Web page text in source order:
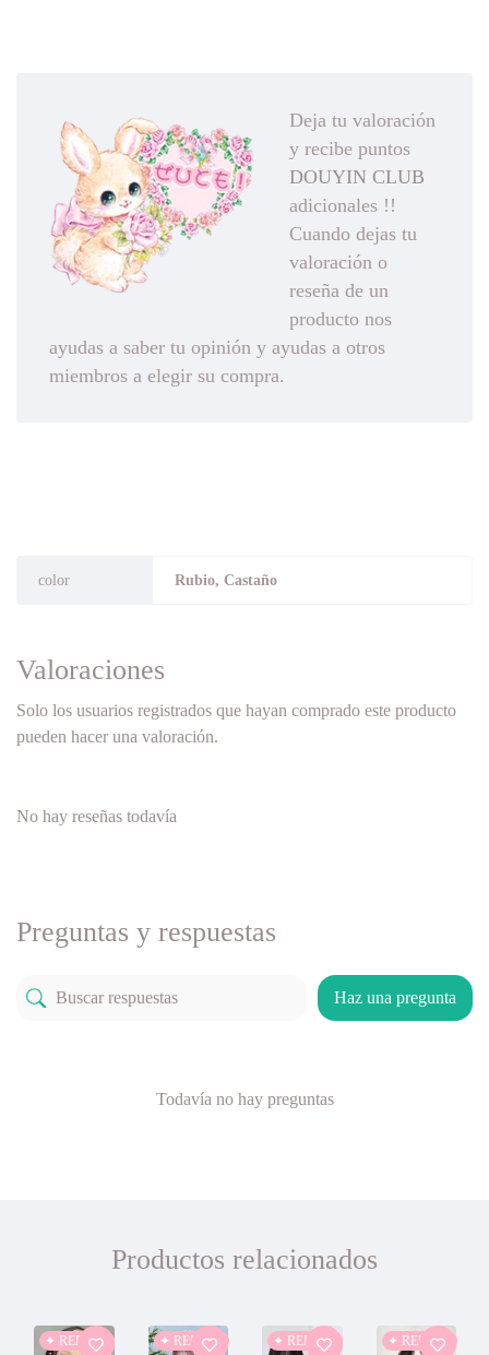
Deja tu valoración
y recibe puntos
DOUYIN CLUB
adicionales !!
Cuando dejas tu
valoración o
reseña de un
producto nos
ayudas a saber tu opinión y ayudas a otros
miembros a elegir su compra.
color Rubio, Castaño
Valoraciones
No hay reseñas todavía
Solo los usuarios registrados que hayan comprado este producto
pueden hacer una valoración.
Preguntas y respuestas
Haz una pregunta
Todavía no hay preguntas
Productos relacionados
✦ REBAJA ✦ REBAJA ✦ REBAJA ✦ REBAJA